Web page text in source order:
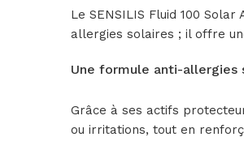
Le SENSILIS Fluid 100
allergies solaires ; il offre
Une formule anti-allergies
Grâce à ses actifs
ou irritations, tout en